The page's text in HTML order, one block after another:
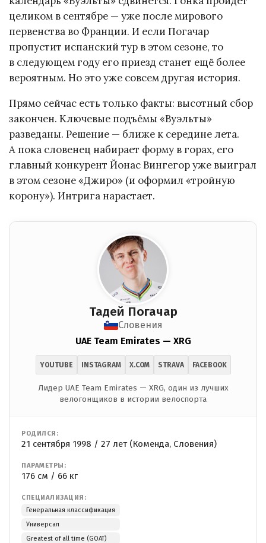
целиком в сентябре — уже после мирового
первенства во Франции. И если Погачар
пропустит испанский тур в этом сезоне, то
в следующем году его приезд станет ещё более
вероятным. Но это уже совсем другая история.
Прямо сейчас есть только факты: высотный сбор
закончен. Ключевые подъёмы «Вуэльты»
разведаны. Решение — ближе к середине лета.
А пока словенец набирает форму в горах, его
главный конкурент Йонас Вингегор уже выиграл
в этом сезоне «Джиро» (и оформил «тройную
корону»). Интрига нарастает.
Тадей Погачар
Словения
UAE Team Emirates — XRG
YOUTUBE INSTAGRAM X.COM STRAVA FACEBOOK
Лидер UAE Team Emirates — XRG, один из лучших
велогонщиков в истории велоспорта
РОДИЛСЯ:
21 сентября 1998 / 27 лет (Коменда, Словения)
ПАРАМЕТРЫ:
176 см / 66 кг
СПЕЦИАЛИЗАЦИЯ:
Генеральная классификация
Универсал
Greatest of all time (GOAT)